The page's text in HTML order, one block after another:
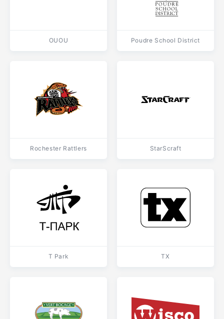
OUOU Poudre School District
Rochester Rattlers StarScraft
T Park TX